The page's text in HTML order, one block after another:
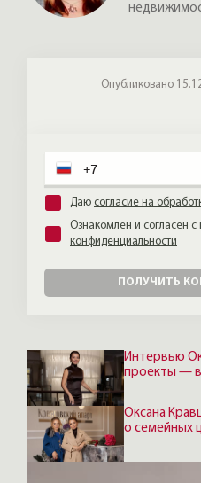
Интервью
проекты —
Оксана
о семейных
Опубликовано
Даю согласие на
Ознакомлен и согласен с
конфиденциальности
ПОЛУЧИТЬ